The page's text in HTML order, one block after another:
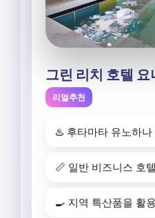
그린 리치 호텔
리얼추천
♨️ 후타마타 유노하나
📏 일반 비즈니스 호
🍳 지역 특산품을 활